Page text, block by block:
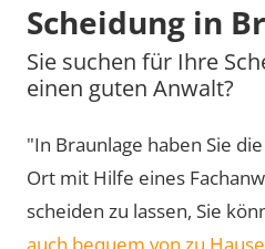
Scheidung in
Sie suchen für Ihre
einen guten Anwalt?
"In Braunlage haben Sie
Ort mit Hilfe eines
scheiden zu lassen, Sie
auch bequem von zu